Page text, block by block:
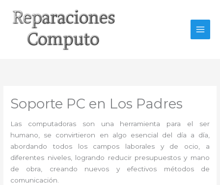
contenido
Soporte PC en Los Padres
Las computadoras son una herramienta para el ser
humano, se convirtieron en algo esencial del día a día,
abordando todos los campos laborales y de ocio, a
diferentes niveles, logrando reducir presupuestos y mano
de obra, creando nuevos y efectivos métodos de
comunicación.